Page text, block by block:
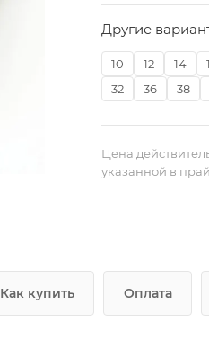
Другие
10 12 14
32
36 38
Цена
указанной в
Как купить Оплата